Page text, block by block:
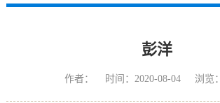
彭洋
作者： 时间：2020-08-04 浏览：